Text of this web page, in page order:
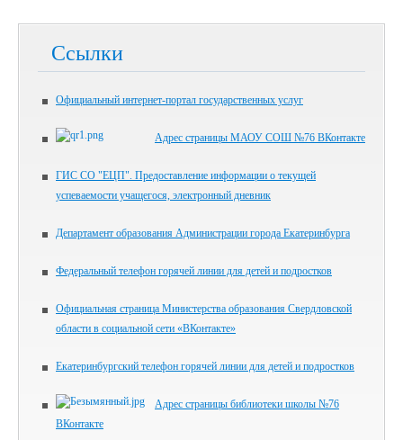
Ссылки
Официальный интернет-портал государственных услуг
Адрес страницы МАОУ СОШ №76 ВКонтакте
ГИС СО "ЕЦП". Предоставление информации о текущей
успеваемости учащегося, электронный дневник
Департамент образования Администрации города Екатеринбурга
Федеральный телефон горячей линии для детей и подростков
Официальная страница Министерства образования Свердловской
области в социальной сети «ВКонтакте»
Екатеринбургский телефон горячей линии для детей и подростков
Адрес страницы библиотеки школы №76
ВКонтакте